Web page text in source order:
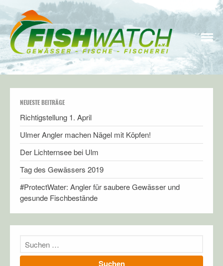
STARTSEITE
INFOS & LINKS
INFO
UNSER GEWÄSSER
fishwatch e.V.
Fischerei, Umwelt- und Naturschutz gehören zusammen
NEUESTE BEITRÄGE
Richtigstellung 1. April
Ulmer Angler machen Nägel mit Köpfen!
Der Lichternsee bei Ulm
Tag des Gewässers 2019
#ProtectWater: Angler für saubere Gewässer und
gesunde Fischbestände